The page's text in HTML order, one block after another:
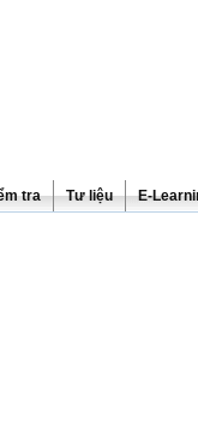
tra Tư liệu E-